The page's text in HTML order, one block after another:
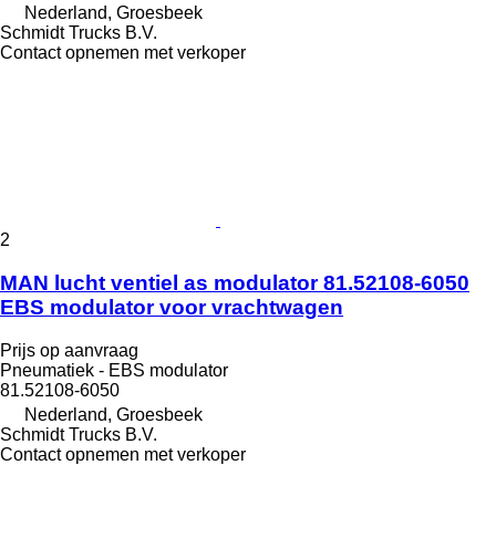
Nederland, Groesbeek
Schmidt Trucks B.V.
Contact opnemen met verkoper
2
MAN lucht ventiel as modulator 81.52108-6050
EBS modulator voor vrachtwagen
Prijs op aanvraag
Pneumatiek - EBS modulator
81.52108-6050
Nederland, Groesbeek
Schmidt Trucks B.V.
Contact opnemen met verkoper